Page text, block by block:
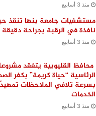
منذ 3 أسابيع
مستشفيات جامعة بنها تنقذ
نافذة في الرقبة بجراحة دقيقة
منذ 3 أسابيع
محافظ القليوبية يتفقد
الرئاسية “حياة كريمة” بكفر
بسرعة تلافي الملاحظات
الخدمات
منذ 3 أسابيع